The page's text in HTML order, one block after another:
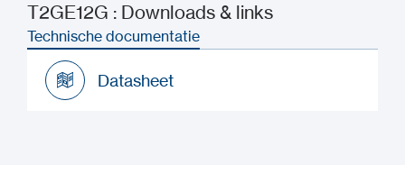
T2GE12G : Downloads & links
Technische documentatie
Datasheet